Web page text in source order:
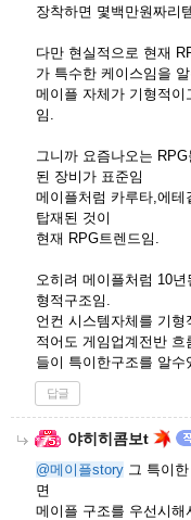
장착하면 몇백만원짜리
다만 현실적으로 현재
가 특수한 케이스임을
메이플 자체가 기형적
임.
그니까 요즘나오는
된 장비가 표준임
메이플처럼 카루타,에
탑재된 것이
현재 RPG트렌드임.
오히려 메이플처럼 10
형적구조임.
언컨 시스템자체를 기
적어도 게임업계전반
들이 특이한구조를 알수
답글
야히히콤보t
@메이플story 그 특이
면
메이플 구조를 우선시